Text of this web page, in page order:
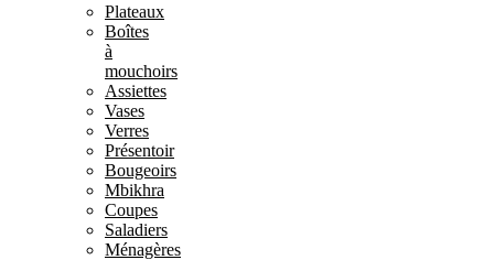
Plateaux
Boîtes
à
mouchoirs
Assiettes
Vases
Verres
Présentoir
Bougeoirs
Mbikhra
Coupes
Saladiers
Ménagères